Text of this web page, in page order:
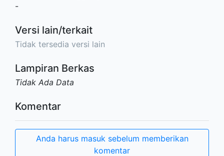
-
Versi lain/terkait
Tidak tersedia versi lain
Lampiran Berkas
Tidak Ada Data
Komentar
Anda harus masuk sebelum memberikan
komentar